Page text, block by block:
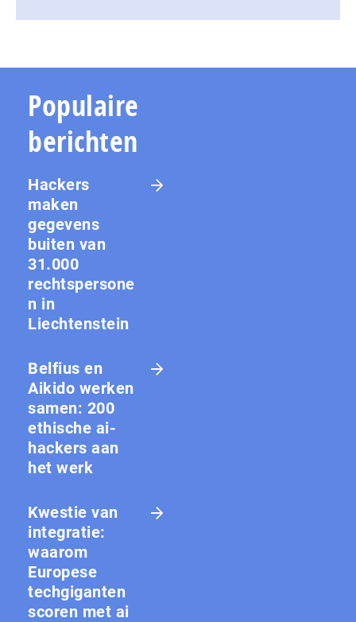
Populaire
berichten
Hackers
maken
gegevens
buiten van
31.000
rechtspersone
n in
Liechtenstein
Belfius en
Aikido werken
samen: 200
ethische ai-
hackers aan
het werk
Kwestie van
integratie:
waarom
Europese
techgiganten
scoren met ai